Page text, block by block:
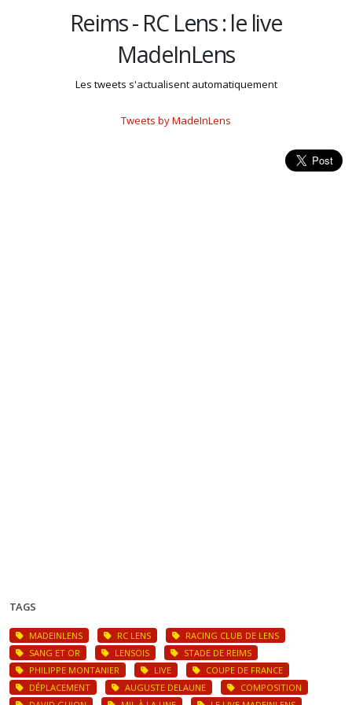
Reims - RC Lens : le live
MadeInLens
Les tweets s'actualisent automatiquement
Tweets by MadeInLens
TAGS
MADEINLENS RC LENS
RACING CLUB DE LENS
SANG ET OR
LENSOIS
STADE DE REIMS
PHILIPPE MONTANIER
LIVE
COUPE DE FRANCE
DÉPLACEMENT
AUGUSTE DELAUNE
COMPOSITION